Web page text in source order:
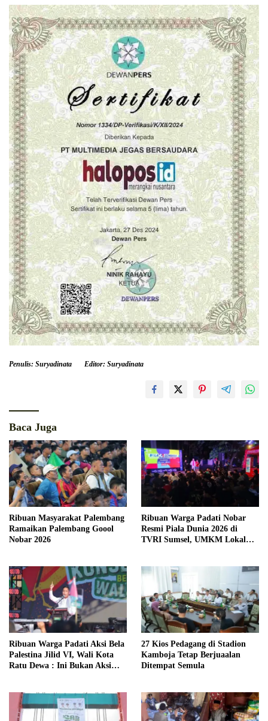
Penulis: Suryadinata Editor: Suryadinata
Baca Juga
Ribuan Masyarakat Palembang
Ramaikan Palembang Goool
Nobar 2026
Ribuan Warga Padati Nobar
Resmi Piala Dunia 2026 di
TVRI Sumsel, UMKM Lokal
Ribuan Warga Padati Aksi Bela
Palestina Jilid VI, Wali Kota
Ratu Dewa : Ini Bukan Aksi
27 Kios Pedagang di Stadion
Kamboja Tetap Berjuaalan
Ditempat Semula